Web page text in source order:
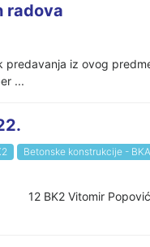
radova
iz ovog
...
Betonske konstrukcije - BKA
12 BK2 Vitomir